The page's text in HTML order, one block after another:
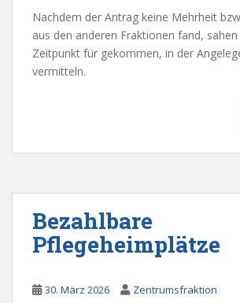
Nachdem der Antrag keine Mehrheit
aus den anderen Fraktionen fand,
Zeitpunkt für gekommen, in der
vermitteln.
Bezahlbare
Pflegeheimplätze
30. März 2026 Zentrumsfraktion